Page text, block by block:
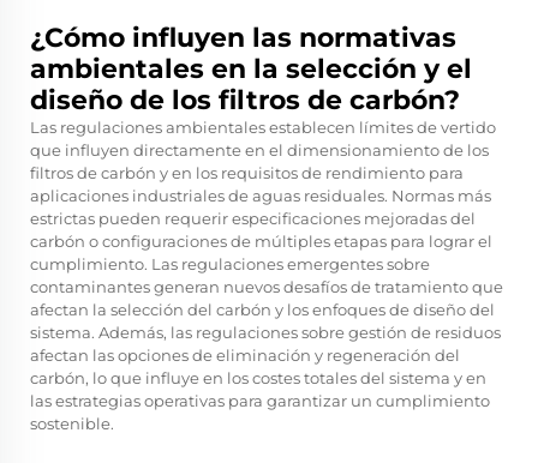
¿Cómo influyen las normativas
ambientales en la selección y el
diseño de los filtros de carbón?
Las regulaciones ambientales establecen límites de vertido
que influyen directamente en el dimensionamiento de los
filtros de carbón y en los requisitos de rendimiento para
aplicaciones industriales de aguas residuales. Normas más
estrictas pueden requerir especificaciones mejoradas del
carbón o configuraciones de múltiples etapas para lograr el
cumplimiento. Las regulaciones emergentes sobre
contaminantes generan nuevos desafíos de tratamiento que
afectan la selección del carbón y los enfoques de diseño del
sistema. Además, las regulaciones sobre gestión de residuos
afectan las opciones de eliminación y regeneración del
carbón, lo que influye en los costes totales del sistema y en
las estrategias operativas para garantizar un cumplimiento
sostenible.